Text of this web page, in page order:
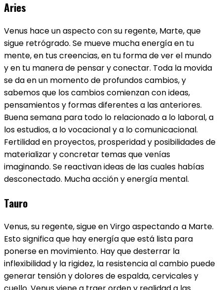
Aries
Venus hace un aspecto con su regente, Marte, que
sigue retrógrado. Se mueve mucha energía en tu
mente, en tus creencias, en tu forma de ver el mundo
y en tu manera de pensar y conectar. Toda la movida
se da en un momento de profundos cambios, y
sabemos que los cambios comienzan con ideas,
pensamientos y formas diferentes a las anteriores.
Buena semana para todo lo relacionado a lo laboral, a
los estudios, a lo vocacional y a lo comunicacional.
Fertilidad en proyectos, prosperidad y posibilidades de
materializar y concretar temas que venías
imaginando. Se reactivan ideas de las cuales habías
desconectado. Mucha acción y energía mental.
Tauro
Venus, su regente, sigue en Virgo aspectando a Marte.
Esto significa que hay energía que está lista para
ponerse en movimiento. Hay que desterrar la
inflexibilidad y la rigidez, la resistencia al cambio puede
generar tensión y dolores de espalda, cervicales y